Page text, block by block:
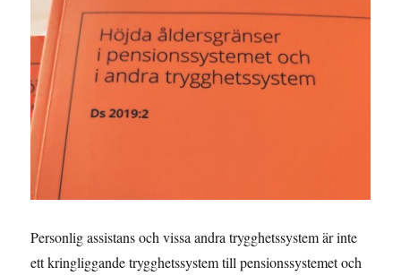
Personlig assistans och vissa andra trygghetssystem är inte
ett kringliggande trygghetssystem till pensionssystemet och